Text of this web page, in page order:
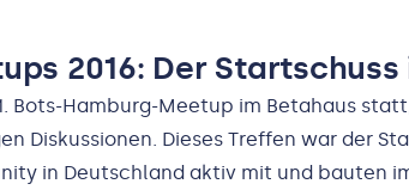
2016: Der Startschuss
Bots-Hamburg-Meetup im Betahaus
Diskussionen. Dieses Treffen war der
in Deutschland aktiv mit und bauten